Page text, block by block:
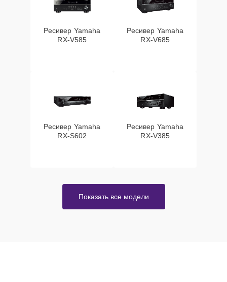
Ресивер Yamaha
RX-V585
Ресивер Yamaha
RX-V685
Ресивер Yamaha
RX-S602
Ресивер Yamaha
RX-V385
Показать все модели